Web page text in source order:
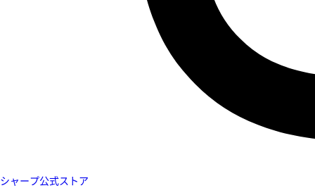
シャープ公式ストア